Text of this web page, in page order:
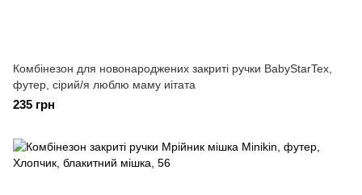
Комбінезон для новонароджених закриті ручки BabyStarTex,
футер, сірий/я люблю маму иітата
235 грн